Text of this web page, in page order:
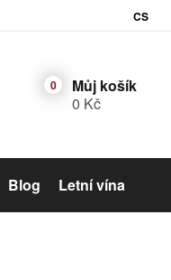
CS
Můj košík
0 Kč
Blog Letní vína